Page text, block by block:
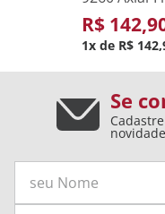
R$ 142,
1 R$ 142,
Se